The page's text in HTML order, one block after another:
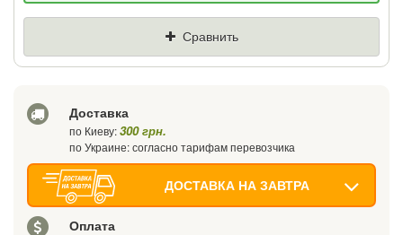
Сравнить
Доставка
по Киеву:300 грн.
по Украине: согласно тарифам перевозчика
ДОСТАВКА НА ЗАВТРА
Оплата